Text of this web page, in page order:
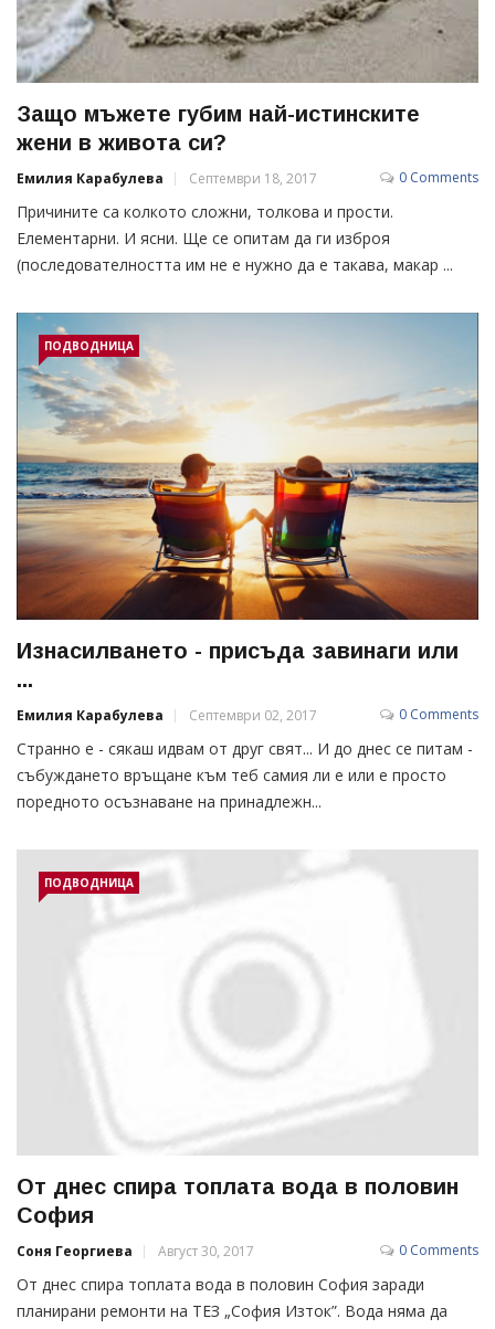
Защо мъжете губим най-истинските
жени в живота си?
Емилия Карабулева Септември 18, 2017 0 Comments
Причините са колкото сложни, толкова и прости.
Елементарни. И ясни. Ще се опитам да ги изброя
(последователността им не е нужно да е такава, макар ...
ПОДВОДНИЦА
Изнасилването - присъда завинаги или
...
Емилия Карабулева Септември 02, 2017 0 Comments
Странно е - сякаш идвам от друг свят... И до днес се питам -
събуждането връщане към теб самия ли е или е просто
поредното осъзнаване на принадлежн...
ПОДВОДНИЦА
От днес спира топлата вода в половин
София
Соня Георгиева Август 30, 2017 0 Comments
От днес спира топлата вода в половин София заради
планирани ремонти на ТЕЗ „София Изток”. Вода няма да